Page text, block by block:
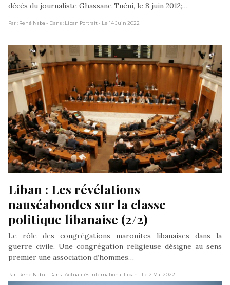
décès du journaliste Ghassane Tuéni, le 8 juin 2012;…
Par : René Naba - Dans : Liban Portrait- Le 14 Juin 2022
Liban : Les révélations
nauséabondes sur la classe
politique libanaise (2/2)
Le rôle des congrégations maronites libanaises dans la
guerre civile. Une congrégation religieuse désigne au sens
premier une association d’hommes…
Par : René Naba - Dans : Actualités International Liban - Le 2 Mai 2022